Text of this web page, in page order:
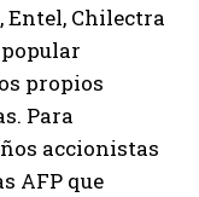
Entel, Chilectra
propios
Para
accionistas
AFP que